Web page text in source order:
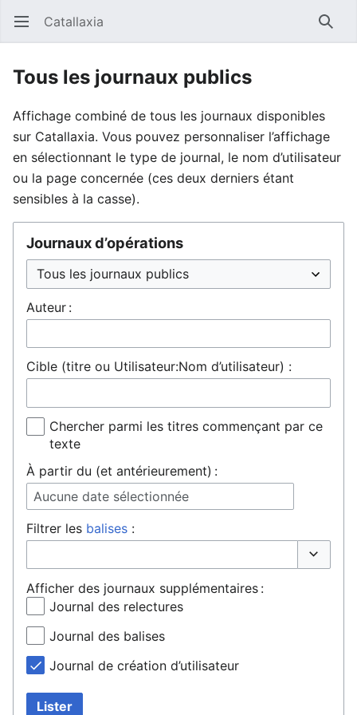
Ouvrir le menu principal Catallaxia
Tous les journaux publics
Affichage combiné de tous les journaux disponibles
sur Catallaxia. Vous pouvez personnaliser l’affichage
en sélectionnant le type de journal, le nom d’utilisateur
ou la page concernée (ces deux derniers étant
sensibles à la casse).
Journaux d’opérations
Auteur :
Cible (titre ou Utilisateur:Nom d’utilisateur) :
Chercher parmi les titres commençant par ce
texte
À partir du (et antérieurement) :
Aucune date sélectionnée
Filtrer les balises :
Afficher des journaux supplémentaires :
Journal des relectures
Journal des balises
Journal de création d’utilisateur
Lister